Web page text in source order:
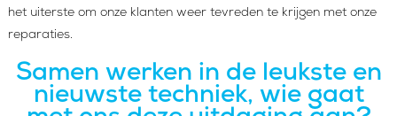
het uiterste om onze klanten weer tevreden te krijgen met onze
reparaties.
Samen werken in de leukste en
nieuwste techniek, wie gaat